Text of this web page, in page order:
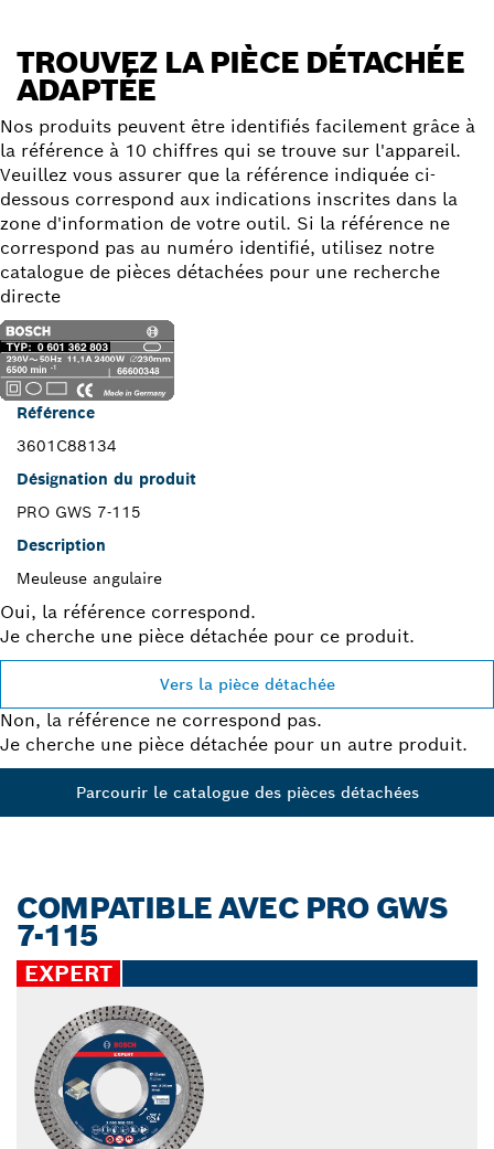
TROUVEZ LA PIÈCE DÉTACHÉE
ADAPTÉE
Nos produits peuvent être identifiés facilement grâce à
la référence à 10 chiffres qui se trouve sur l'appareil.
Veuillez vous assurer que la référence indiquée ci-
dessous correspond aux indications inscrites dans la
zone d'information de votre outil. Si la référence ne
correspond pas au numéro identifié, utilisez notre
catalogue de pièces détachées pour une recherche
directe
Référence
3601C88134
Désignation du produit
PRO GWS 7-115
Description
Meuleuse angulaire
Oui, la référence correspond.
Je cherche une pièce détachée pour ce produit.
Vers la pièce détachée
Non, la référence ne correspond pas.
Je cherche une pièce détachée pour un autre produit.
Parcourir le catalogue des pièces détachées
COMPATIBLE AVEC PRO GWS
7-115
EXPERT